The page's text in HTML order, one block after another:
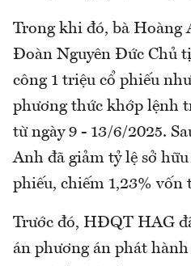
Trong khi đó, bà Hoàng
Đoàn Nguyên Đức Chủ
công 1 triệu cổ phiếu
phương thức khớp lệnh
từ ngày 9 - 13/6/2025.
Anh đã giảm tỷ lệ sở
phiếu, chiếm 1,23% vốn
Trước đó, HĐQT HAG
án phương án phát